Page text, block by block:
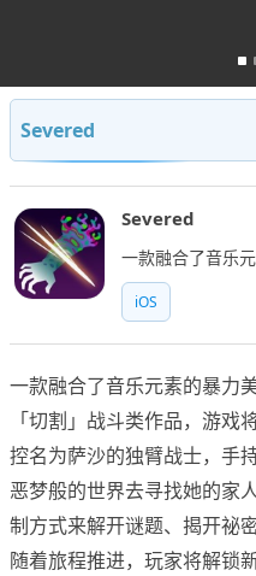
Severed
Severed
一款融合了音乐
iOS
一款融合了音乐元素的暴力
「切割」战斗类作品，游戏
控名为萨沙的独臂战士，手
恶梦般的世界去寻找她的家
制方式来解开谜题、揭开祕
随着旅程推进，玩家将解锁